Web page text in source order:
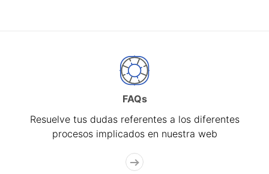
FAQs
Resuelve tus dudas referentes a los diferentes
procesos implicados en nuestra web